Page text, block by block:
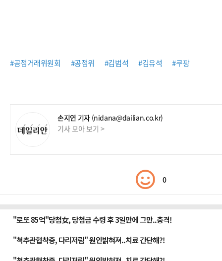
#공정거래위원회 #공정위 #김범석 #김유석 #쿠팡
손지연 기자 (nidana@dailian.co.kr)
기사 모아 보기 >
0